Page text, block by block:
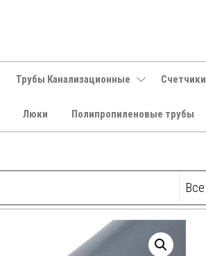
Трубы Канализационные Счетчики
Люки Полипропиленовые трубы